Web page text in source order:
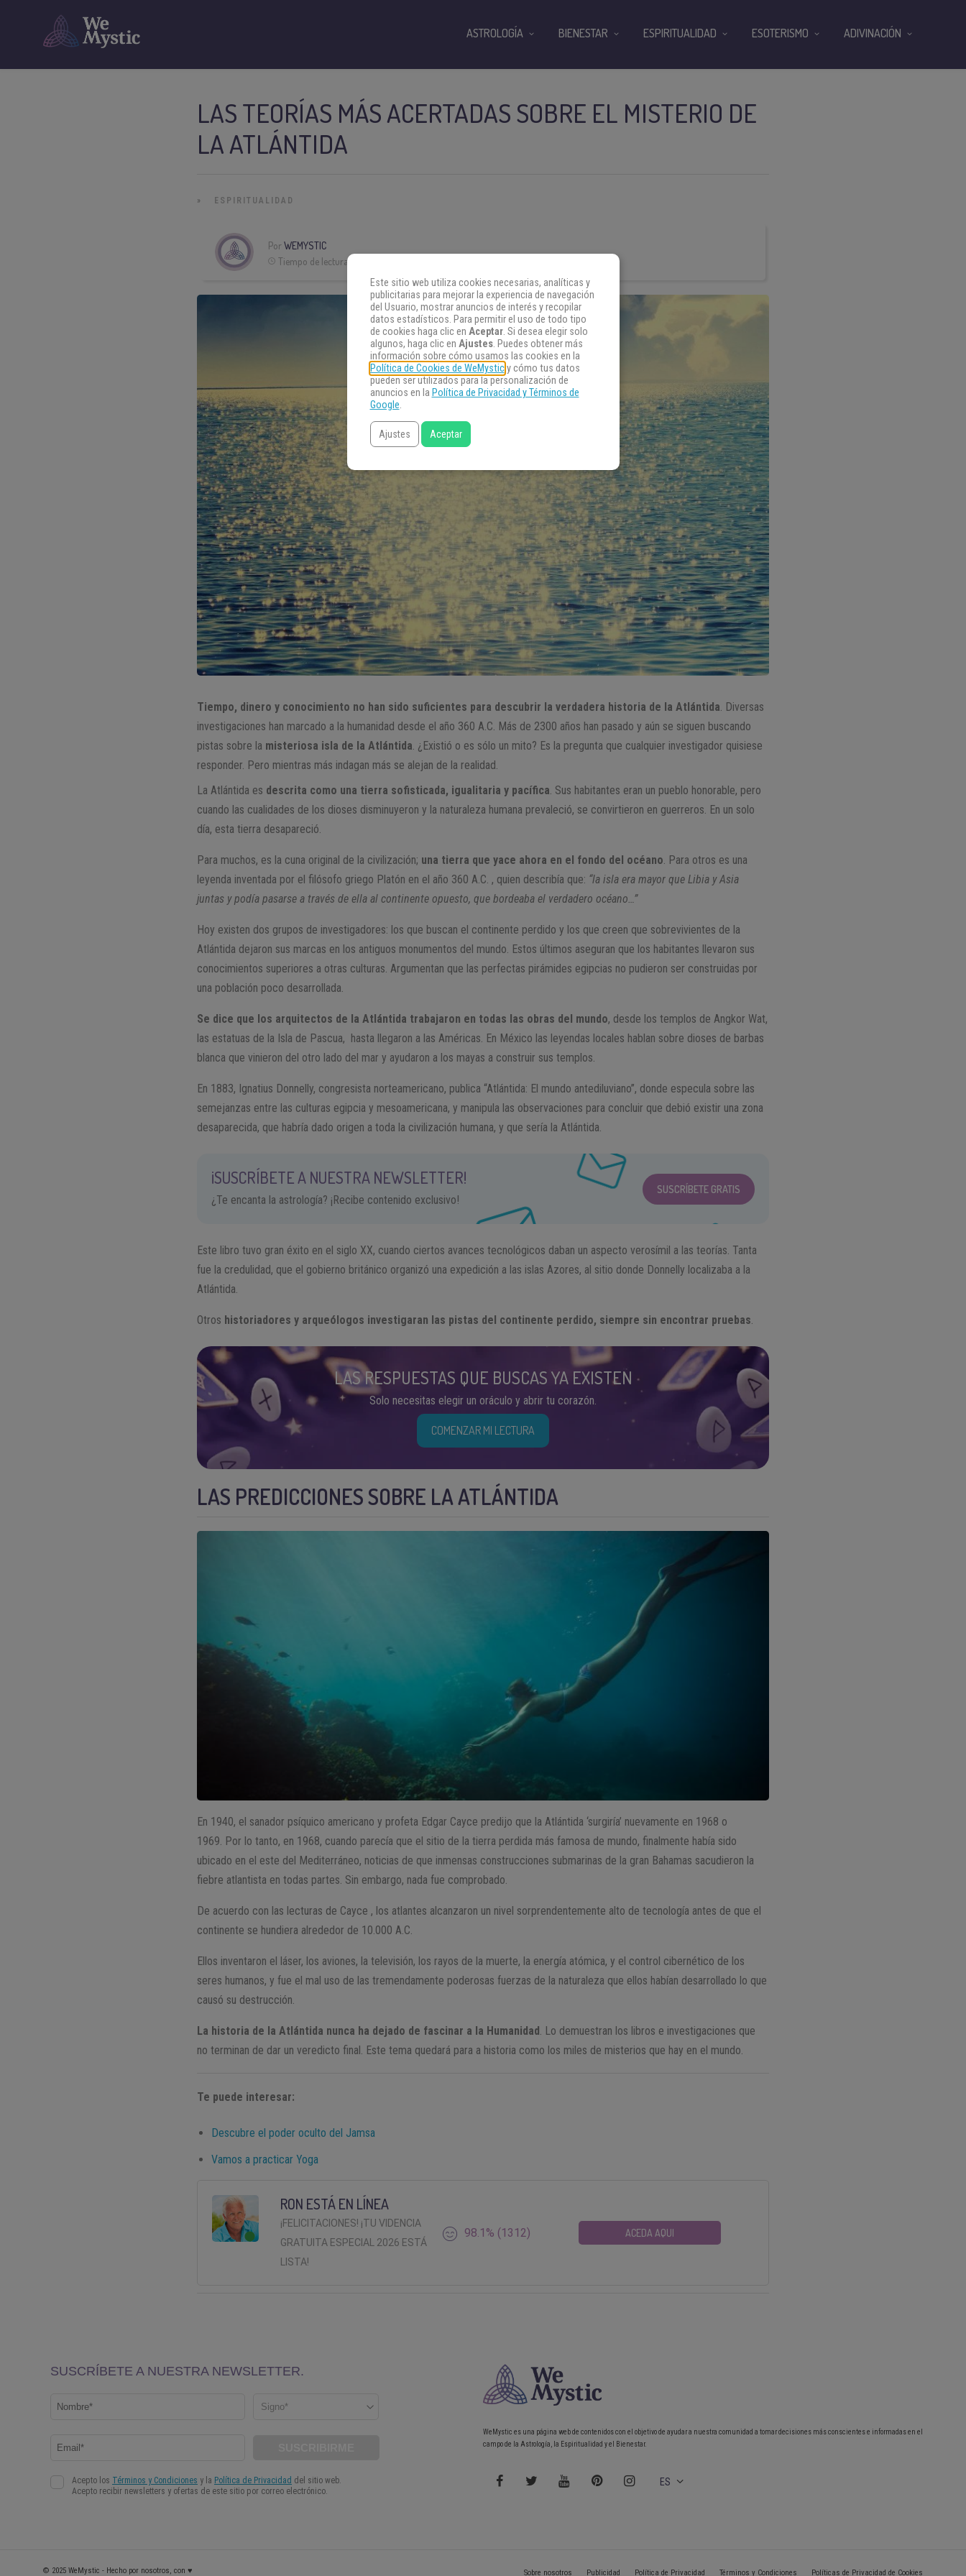
LAS TEORÍAS MÁS ACERTADAS SOBRE EL MISTERIO DE
LA ATLÁNTIDA
» ESPIRITUALIDAD
Por WEMYSTIC
Tiempo de lectura:
Tiempo, dinero y conocimiento no han sido suficientes para descubrir la verdadera historia de la Atlántida. Diversas
investigaciones han marcado a la humanidad desde el año 360 A.C. Más de 2300 años han pasado y aún se siguen buscando
pistas sobre la misteriosa isla de la Atlántida. ¿Existió o es sólo un mito? Es la pregunta que cualquier investigador quisiese
responder. Pero mientras más indagan más se alejan de la realidad.
La Atlántida es descrita como una tierra sofisticada, igualitaria y pacífica. Sus habitantes eran un pueblo honorable, pero
cuando las cualidades de los dioses disminuyeron y la naturaleza humana prevaleció, se convirtieron en guerreros. En un solo
día, esta tierra desapareció.
Para muchos, es la cuna original de la civilización; una tierra que yace ahora en el fondo del océano. Para otros es una
leyenda inventada por el filósofo griego Platón en el año 360 A.C. , quien describía que: “la isla era mayor que Libia y Asia
juntas y podía pasarse a través de ella al continente opuesto, que bordeaba el verdadero océano…”
Hoy existen dos grupos de investigadores: los que buscan el continente perdido y los que creen que sobrevivientes de la
Atlántida dejaron sus marcas en los antiguos monumentos del mundo. Estos últimos aseguran que los habitantes llevaron sus
conocimientos superiores a otras culturas. Argumentan que las perfectas pirámides egipcias no pudieron ser construidas por
una población poco desarrollada.
Se dice que los arquitectos de la Atlántida trabajaron en todas las obras del mundo, desde los templos de Angkor Wat,
las estatuas de la Isla de Pascua, hasta llegaron a las Américas. En México las leyendas locales hablan sobre dioses de barbas
blanca que vinieron del otro lado del mar y ayudaron a los mayas a construir sus templos.
En 1883, Ignatius Donnelly, congresista norteamericano, publica “Atlántida: El mundo antediluviano”, donde especula sobre las
semejanzas entre las culturas egipcia y mesoamericana, y manipula las observaciones para concluir que debió existir una zona
desaparecida, que habría dado origen a toda la civilización humana, y que sería la Atlántida.
¡SUSCRÍBETE A NUESTRA NEWSLETTER!
¿Te encanta la astrología? ¡Recibe contenido exclusivo!
SUSCRÍBETE GRATIS
Este libro tuvo gran éxito en el siglo XX, cuando ciertos avances tecnológicos daban un aspecto verosímil a las teorías. Tanta
fue la credulidad, que el gobierno británico organizó una expedición a las islas Azores, al sitio donde Donnelly localizaba a la
Atlántida.
Otros historiadores y arqueólogos investigaran las pistas del continente perdido, siempre sin encontrar pruebas.
LAS RESPUESTAS QUE BUSCAS YA EXISTEN
Solo necesitas elegir un oráculo y abrir tu corazón.
COMENZAR MI LECTURA
LAS PREDICCIONES SOBRE LA ATLÁNTIDA
En 1940, el sanador psíquico americano y profeta Edgar Cayce predijo que la Atlántida ‘surgiría’ nuevamente en 1968 o
1969. Por lo tanto, en 1968, cuando parecía que el sitio de la tierra perdida más famosa de mundo, finalmente había sido
ubicado en el este del Mediterráneo, noticias de que inmensas construcciones submarinas de la gran Bahamas sacudieron la
fiebre atlantista en todas partes. Sin embargo, nada fue comprobado.
De acuerdo con las lecturas de Cayce , los atlantes alcanzaron un nivel sorprendentemente alto de tecnología antes de que el
continente se hundiera alrededor de 10.000 A.C.
Ellos inventaron el láser, los aviones, la televisión, los rayos de la muerte, la energía atómica, y el control cibernético de los
seres humanos, y fue el mal uso de las tremendamente poderosas fuerzas de la naturaleza que ellos habían desarrollado lo que
causó su destrucción.
La historia de la Atlántida nunca ha dejado de fascinar a la Humanidad. Lo demuestran los libros e investigaciones que
no terminan de dar un veredicto final. Este tema quedará para a historia como los miles de misterios que hay en el mundo.
Te puede interesar:
Descubre el poder oculto del Jamsa
Vamos a practicar Yoga
RON ESTÁ EN LÍNEA
¡FELICITACIONES! ¡TU VIDENCIA
GRATUITA ESPECIAL 2026 ESTÁ
LISTA!
98.1% (1312) ACEDA AQUI
ASTROLOGÍA BIENESTAR ESPIRITUALIDAD ESOTERISMO ADIVINACIÓN
WeMystic es una página web de contenidos con el objetivo de ayudar a nuestra comunidad a tomar decisiones más conscientes e informadas en el
campo de la Astrología, la Espiritualidad y el Bienestar.
ES
Sobre nosotros Publicidad Política de Privacidad Términos y Condiciones Políticas de Privacidad de Cookies
© 2025 WeMystic - Hecho por nosotros, con ♥
Este sitio web utiliza cookies necesarias, analíticas y
publicitarias para mejorar la experiencia de navegación
del Usuario, mostrar anuncios de interés y recopilar
datos estadísticos. Para permitir el uso de todo tipo
de cookies haga clic en Aceptar. Si desea elegir solo
algunos, haga clic en Ajustes. Puedes obtener más
información sobre cómo usamos las cookies en la
Política de Cookies de WeMysticy cómo tus datos
pueden ser utilizados para la personalización de
anuncios en la Política de Privacidad y Términos de
Google.
Ajustes Aceptar